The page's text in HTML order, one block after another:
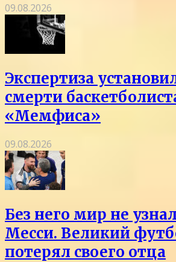
09.08.2026
Экспертиза
смерти
«Мемфиса»
09.08.2026
Без него мир не
Месси. Великий
потерял своего отца